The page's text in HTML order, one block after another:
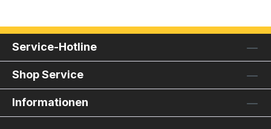
Service-Hotline
Shop Service
Informationen